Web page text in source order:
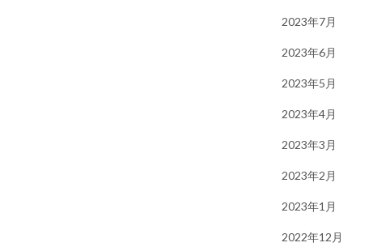
2023年7月
2023年6月
2023年5月
2023年4月
2023年3月
2023年2月
2023年1月
2022年12月